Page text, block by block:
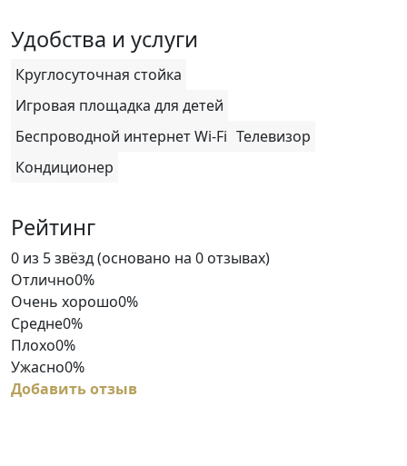
Удобства и услуги
Круглосуточная стойка
Игровая площадка для детей
Беспроводной интернет Wi-Fi Телевизор
Кондиционер
Рейтинг
Rated
0
out
of
5
0 из 5 звёзд (основано на 0 отзывах)
Отлично0%
Очень хорошо0%
Средне0%
Плохо0%
Ужасно0%
Добавить отзыв